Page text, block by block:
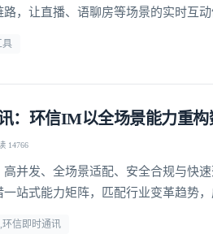
，让直播、语聊房等场景的实时互动
具
：环信IM以全场景能力重
14766
高并发、全场景适配、安全合规与快
一站式能力矩阵，匹配行业变革趋势
信即时通讯